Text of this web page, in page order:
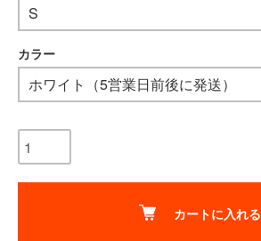
カラー
カートに入れる